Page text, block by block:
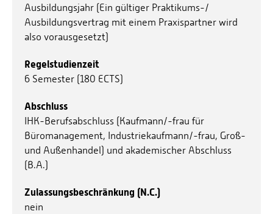
Ausbildungsjahr (Ein gültiger Praktikums-/
Ausbildungsvertrag mit einem Praxispartner wird
also vorausgesetzt)
Regelstudienzeit
6 Semester (180 ECTS)
Abschluss
IHK-Berufsabschluss (Kaufmann/-frau für
Büromanagement, Industriekaufmann/-frau, Groß-
und Außenhandel) und akademischer Abschluss
(B.A.)
Zulassungsbeschränkung (N.C.)
nein